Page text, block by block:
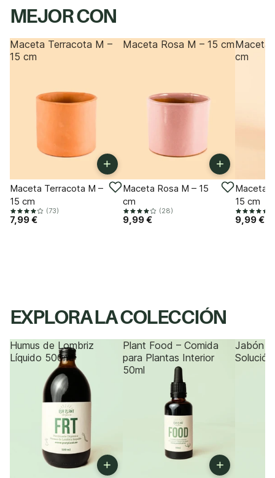
MEJOR CON
Maceta Terracota M –
15 cm
+
Maceta Terracota M –
15 cm
(73)
7,99 €
Maceta Rosa M – 15 cm
+
Maceta Rosa M – 15
cm
(28)
9,99 €
Maceta
cm
Maceta
15 cm
9,99 €
EXPLORA LA COLECCIÓN
Humus de Lombriz
Líquido 500ml
+
Plant Food – Comida
para Plantas Interior
50ml
+
Jabón